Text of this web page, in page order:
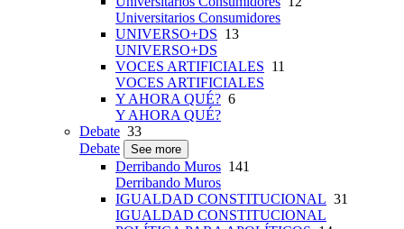
Universitarios Consumidores
UNIVERSO+DS 13
UNIVERSO+DS
VOCES ARTIFICIALES 11
VOCES ARTIFICIALES
Y AHORA QUÉ? 6
Y AHORA QUÉ?
Debate 33
Debate
See more
Derribando Muros 141
Derribando Muros
IGUALDAD CONSTITUCIONAL 31
IGUALDAD CONSTITUCIONAL